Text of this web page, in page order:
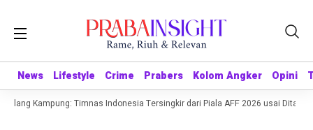
News Lifestyle Crime Prabers Kolom Angker Opini
News Lifestyle Crime Prabers Kolom Angker Opini
Kampung: Timnas Indonesia Tersingkir dari Piala AFF 2026 usai Ditahan